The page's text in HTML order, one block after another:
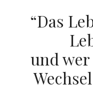
“Das
und